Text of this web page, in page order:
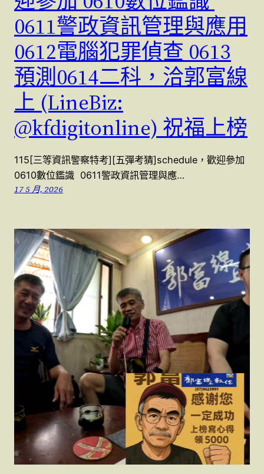
0611警政資訊管理與應用
0612電腦犯罪偵查 0613
預測0614二科，洽郭富線
上 (LineBiz:
@kfdigitonline) 祝福上榜
115[三等資訊警察特考][五彈考猜]schedule，歡迎參加
0610數位鑑識 0611警政資訊管理與應…
17 5 月, 2026